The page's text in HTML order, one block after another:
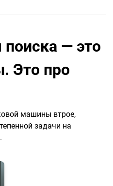
— это
Это про
машины втрое,
задачи на